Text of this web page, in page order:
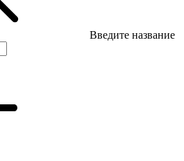
Введите название